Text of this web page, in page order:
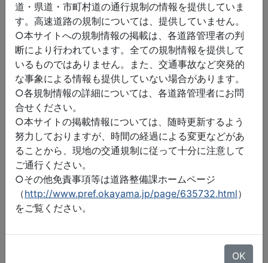
道・県道・市町村道の通行規制の情報を提供していま
す。高速道路の規制については、提供していません。
○本サイトへの規制情報の掲載は、各道路管理者の判
断により行われています。全ての規制情報を提供して
いるものではありません。また、交通事故など突発的
な事象による情報も提供していない場合があります。
○各規制情報の詳細については、各道路管理者にお問
合せください。
○本サイトの掲載情報については、随時更新するよう
努力しておりますが、時間の経過による変更などがあ
ることから、現地の交通規制に従って十分に注意して
ご通行ください。
○その他免責事項等は道路整備課ホームページ
（http://www.pref.okayama.jp/page/635732.html）
をご覧ください。
OK
地図データ©2026 ZENRIN